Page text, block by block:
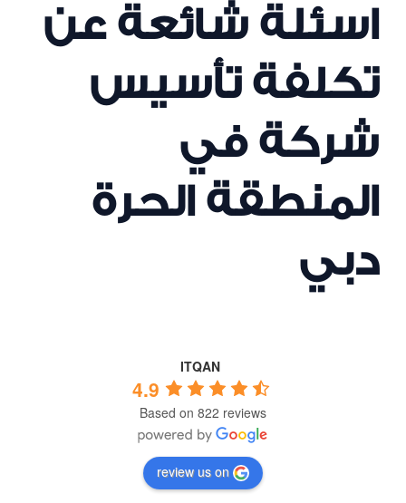
اسئلة شائعة عن
تكلفة تأسيس
شركة في
المنطقة الحرة
دبي
ITQAN
4.9
Based on 822 reviews
review us on